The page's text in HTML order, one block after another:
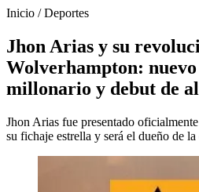
Inicio /Deportes
Jhon Arias y su
Wolverhampton:
millonario y debut de
Jhon Arias fue presentado
su fichaje estrella y será el dueño de